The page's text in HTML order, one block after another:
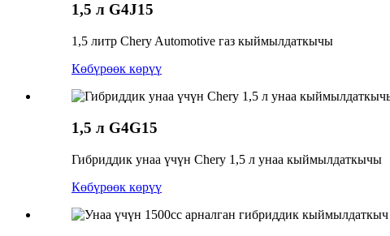
1,5 л G4J15
1,5 литр Chery Automotive газ кыймылдаткычы
Көбүрөөк көрүү
1,5 л G4G15
Гибриддик унаа үчүн Chery 1,5 л унаа кыймылдаткычы
Көбүрөөк көрүү